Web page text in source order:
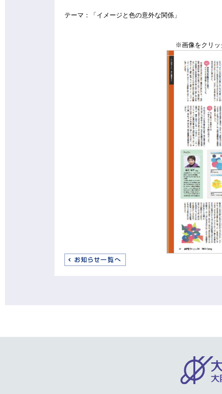
テーマ：「イメージと色の意外な関係」
※画像をクリッ